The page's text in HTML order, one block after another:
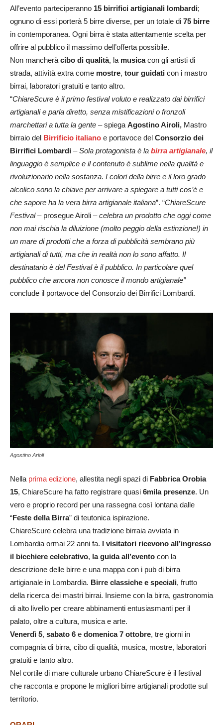
All’evento parteciperanno 15 birrifici artigianali lombardi;
ognuno di essi porterà 5 birre diverse, per un totale di 75 birre
in contemporanea. Ogni birra è stata attentamente scelta per
offrire al pubblico il massimo dell’offerta possibile.
Non mancherà cibo di qualità, la musicacon gli artisti di
strada, attività extra come mostre, tour guidati con i mastro
birrai, laboratori gratuiti e tanto altro.
“ChiareScure è il primo festival voluto e realizzato dai birrifici
artigianali e parla diretto, senza mistificazioni o fronzoli
marchettari a tutta la gente – spiega Agostino Airoli, Mastro
birraio del Birrificio italiano e portavoce del Consorzio dei
Birrifici Lombardi –Sola protagonista è la birra artigianale, il
linguaggio è semplice e il contenuto è sublime nella qualità e
rivoluzionario nella sostanza. I colori della birre e il loro grado
alcolico sono la chiave per arrivare a spiegare a tutti cos’è e
che sapore ha la vera birra artigianale italiana”. “ChiareScure
Festival– prosegue Airoli –celebra un prodotto che oggi come
non mai rischia la diluizione (molto peggio della estinzione!) in
un mare di prodotti che a forza di pubblicità sembrano più
artigianali di tutti, ma che in realtà non lo sono affatto. Il
destinatario è del Festival è il pubblico. In particolare quel
pubblico che ancora non conosce il mondo artigianale”
conclude il portavoce del Consorzio dei Birrifici Lombardi.
Agostino Arioli
Nella prima edizione, allestita negli spazi di Fabbrica Orobia
15, ChiareScure ha fatto registrare quasi 6mila presenze. Un
vero e proprio record per una rassegna così lontana dalle
“Feste della Birra” di teutonica ispirazione.
ChiareScure celebra una tradizione birraia avviata in
Lombardia ormai 22 anni fa. I visitatori ricevono all’ingresso
il bicchiere celebrativo, la guida all’evento con la
descrizione delle birre e una mappa con i pub di birra
artigianale in Lombardia. Birre classiche e speciali, frutto
della ricerca dei mastri birrai. Insieme con la birra, gastronomia
di alto livello per creare abbinamenti entusiasmanti per il
palato, oltre a cultura, musica e arte.
Venerdì 5, sabato 6 e domenica 7 ottobre, tre giorni in
compagnia di birra, cibo di qualità, musica, mostre, laboratori
gratuiti e tanto altro.
Nel cortile di mare culturale urbano ChiareScure è il festival
che racconta e propone le migliori birre artigianali prodotte sul
territorio.